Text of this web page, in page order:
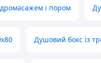
і пором
Душовий бокс із